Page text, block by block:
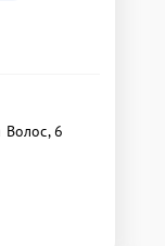
Волос, 6